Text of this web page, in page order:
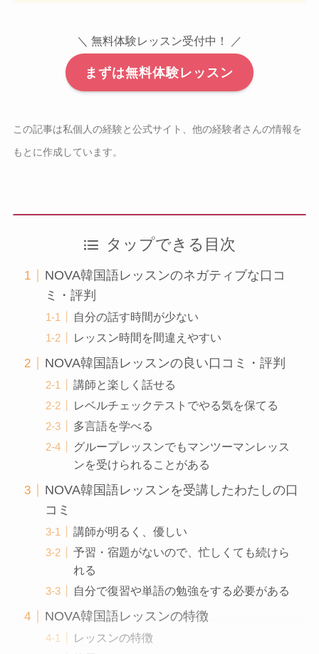
＼ 無料体験レッスン受付中！ ／
まずは無料体験レッスン
この記事は私個人の経験と公式サイト、他の経験者さんの情報を
もとに作成しています。
タップできる目次
NOVA韓国語レッスンのネガティブな口コ
ミ・評判
自分の話す時間が少ない
レッスン時間を間違えやすい
NOVA韓国語レッスンの良い口コミ・評判
講師と楽しく話せる
レベルチェックテストでやる気を保てる
多言語を学べる
グループレッスンでもマンツーマンレッス
ンを受けられることがある
NOVA韓国語レッスンを受講したわたしの口
コミ
講師が明るく、優しい
予習・宿題がないので、忙しくても続けら
れる
自分で復習や単語の勉強をする必要がある
NOVA韓国語レッスンの特徴
レッスンの特徴